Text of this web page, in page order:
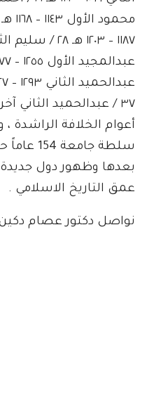
سلطة
بعدها وظهور دول جديدة
عمق التاريخ الاسلامي .
نواصل دكتور عصام دكين